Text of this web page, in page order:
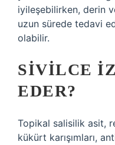
iyileşebilirken, derin
uzun sürede tedavi
olabilir.
SIVILCE
EDER?
Topikal salisilik asit,
kükürt karışımları,